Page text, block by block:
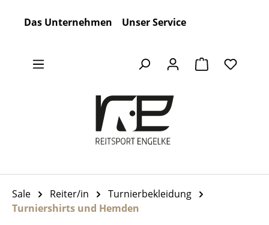
Das Unternehmen Unser Service
Warenkorb
Sale Reiter/in
Turnierbekleidung
Turniershirts und Hemden